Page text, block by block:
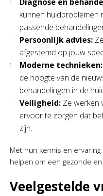
kunnen huidproblemen
passende
Persoonlijk advies:
afgestemd op jouw
Moderne technieken:
de hoogte van de
behandelingen in de
Veiligheid: Ze werken
ervoor te zorgen dat
zijn.
Met hun kennis en
helpen om een gezonde
Veelgestelde